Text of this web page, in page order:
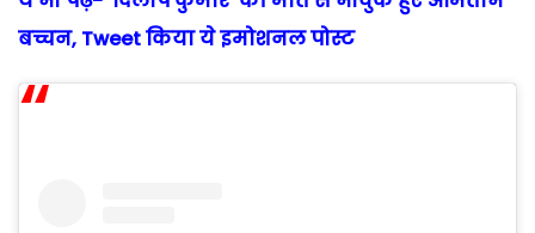
बच्चन, Tweet किया ये इमोशनल पोस्ट